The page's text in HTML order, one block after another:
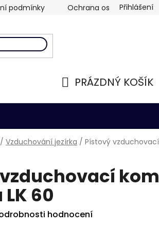
podmínky Ochrana osobních údajů
Přihlášení
PRÁZDNÝ KOŠÍK
/ Vzduchování jezírka / Pístový
60
hodnocení